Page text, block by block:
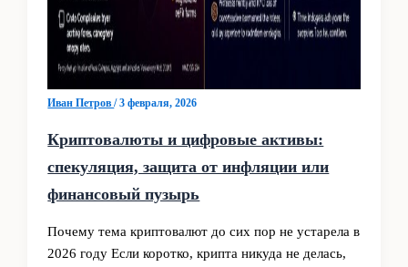
Иван Петров/3 февраля, 2026
Криптовалюты и цифровые активы:
спекуляция, защита от инфляции или
финансовый пузырь
Почему тема криптовалют до сих пор не устарела в
2026 году Если коротко, крипта никуда не делась,